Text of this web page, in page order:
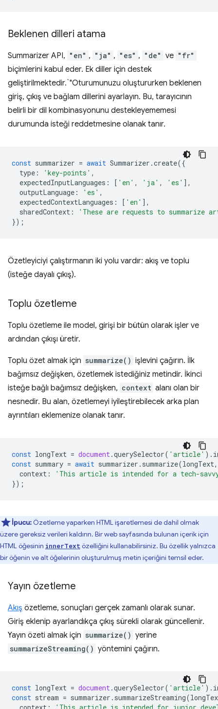
Beklenen dilleri atama
Summarizer API, "en" , "ja" , "es" , "de" ve "fr"
biçimlerini kabul eder. Ek diller için destek
geliştirilmektedir.`"Oturumunuzu oluştururken beklenen
giriş, çıkış ve bağlam dillerini ayarlayın. Bu, tarayıcının
belirli bir dil kombinasyonunu destekleyememesi
durumunda isteği reddetmesine olanak tanır.
const summarizer = await Summarizer .create({
type : 'key-points' ,
expectedInputLanguages : [ 'en' , 'ja' , 'es' ],
outputLanguage : 'es' ,
expectedContextLanguages : [ 'en' ],
sharedContext :
'These are requests to summarize
});
Özetleyiciyi çalıştırmanın iki yolu vardır: akış ve toplu
(isteğe dayalı çıkış).
Toplu özetleme
Toplu özetleme ile model, girişi bir bütün olarak işler ve
ardından çıkışı üretir.
Toplu özet almak için summarize() işlevini çağırın. İlk
bağımsız değişken, özetlemek istediğiniz metindir. İkinci
isteğe bağlı bağımsız değişken, context alanı olan bir
nesnedir. Bu alan, özetlemeyi iyileştirebilecek arka plan
ayrıntıları eklemenize olanak tanır.
const longText = document.querySelector( 'article' ).
const summary = await summarizer . summarize(longText,
context :
'This article is intended for a tech-
});
İpucu: Özetleme yaparken HTML işaretlemesi de dahil olmak
üzere gereksiz verileri kaldırın. Bir web sayfasında bulunan içerik için
HTML öğesinin innerText özelliğini kullanabilirsiniz. Bu özellik yalnızca
bir öğenin ve alt öğelerinin oluşturulmuş metin içeriğini temsil eder.
Yayın özetleme
Akış özetleme, sonuçları gerçek zamanlı olarak sunar.
Giriş eklenip ayarlandıkça çıkış sürekli olarak güncellenir.
Yayın özeti almak için summarize() yerine
summarizeStreaming() yöntemini çağırın.
const longText = document.querySelector( 'article' ).
const stream = summarizer . summarizeStreaming(